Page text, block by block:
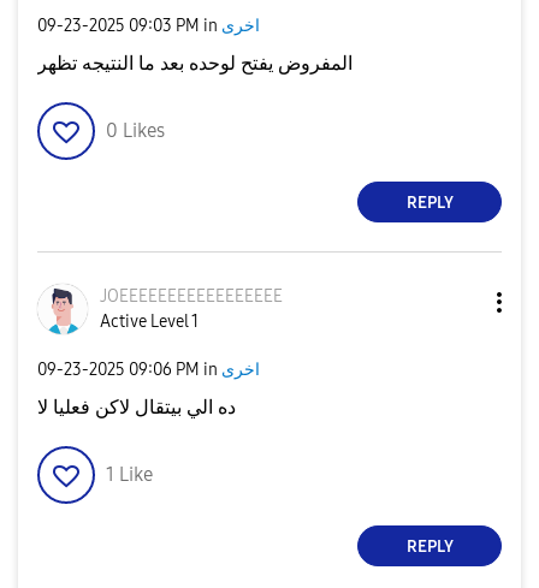
‎09-23-2025 09:03 PM in اخرى
المفروض يفتح لوحده بعد ما النتيجه تظهر
0 Likes
REPLY
JOEEEEEEEEEEEEEEEEE
Active Level 1
‎09-23-2025 09:06 PM in اخرى
ده الي بيتقال لاكن فعليا لا
1 Like
REPLY